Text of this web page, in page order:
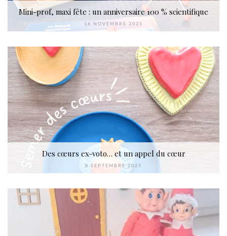
Mini-prof, maxi fête : un anniversaire 100 % scientifique
16 NOVEMBRE 2025
Des cœurs ex-voto… et un appel du cœur
8 SEPTEMBRE 2025